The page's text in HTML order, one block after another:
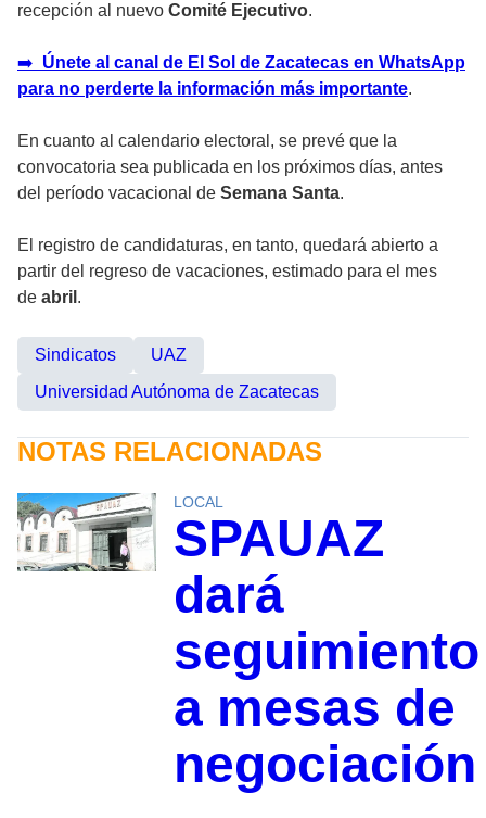
recepción al nuevo Comité Ejecutivo.
➡️ Únete al canal de El Sol de Zacatecas en WhatsApp
para no perderte la información más importante.
En cuanto al calendario electoral, se prevé que la
convocatoria sea publicada en los próximos días, antes
del período vacacional de Semana Santa.
El registro de candidaturas, en tanto, quedará abierto a
partir del regreso de vacaciones, estimado para el mes
de abril .
Sindicatos
UAZ
Universidad Autónoma de Zacatecas
NOTAS RELACIONADAS
LOCAL
SPAUAZ
dará
seguimiento
a mesas de
negociación